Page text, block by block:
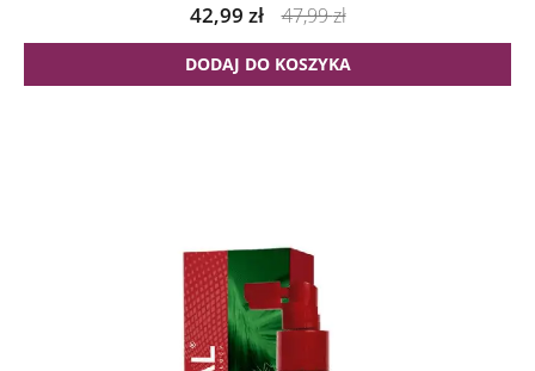
42,99 zł 47,99zł
DODAJ DO KOSZYKA